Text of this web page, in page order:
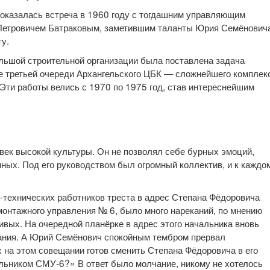
встреча в 1960 году с тогдашним управляющим
Батраковым, заметившим таланты Юрия
строительной организации была поставлена задача
третьей очереди Архангельского ЦБК — сложнейшего
работы велись с 1970 по 1975 год, став интереснейшим
высокой культуры. Он не позволял себе бурных эмоций,
Под его руководством был огромный коллектив, и к
работников треста в адрес Степана Фёдоровича
управления № 6, было много нареканий, по мнению
На очередной планёрке в адрес этого начальника вновь
А Юрий Семёнович спокойным тембром прервал
этом совещании готов сменить Степана Фёдоровича в его
СМУ‑6?» В ответ было молчание, никому не хотелось